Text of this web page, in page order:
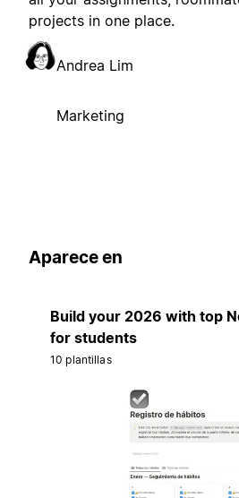
projects in one place.
Andrea Lim
Marketing
Aparece en
Build your 2026 with top
for students
10 plantillas